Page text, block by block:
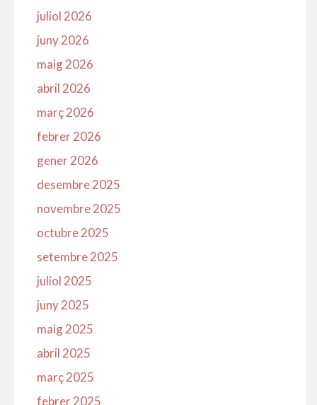
juliol 2026
juny 2026
maig 2026
abril 2026
març 2026
febrer 2026
gener 2026
desembre 2025
novembre 2025
octubre 2025
setembre 2025
juliol 2025
juny 2025
maig 2025
abril 2025
març 2025
febrer 2025